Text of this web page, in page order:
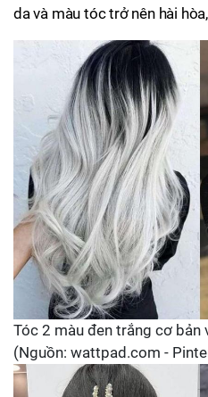
da và màu tóc trở nên hài
Tóc 2 màu đen trắng cơ
(Nguồn: wattpad.com -